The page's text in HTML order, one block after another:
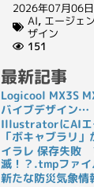
2026年07月06日
AI, エージェ
ザイン
151
最新記事
Logicool MX3S
バイブデザイン…
IllustratorにAIエ
「ボキャブラリ」
イラレ 保存失敗
滅！？.tmpファ
新たな防災気象情